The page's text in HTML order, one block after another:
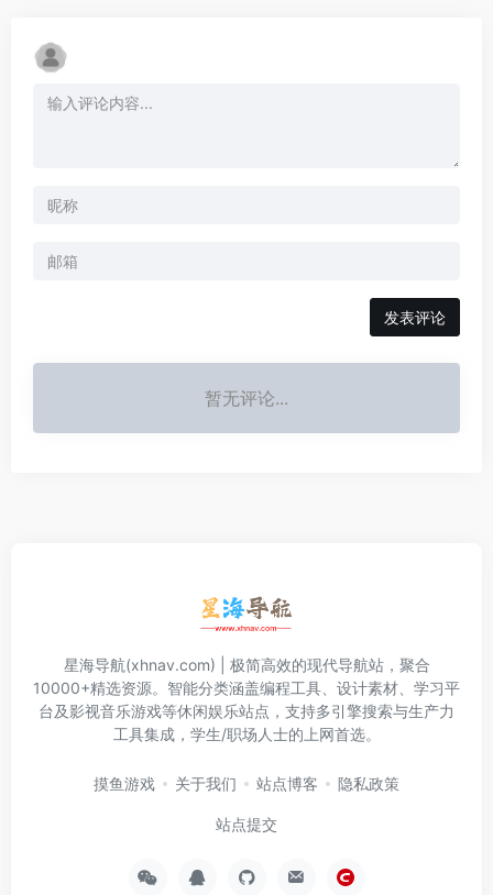
发表评论
暂无评论...
星海导航(xhnav.com) | 极简高效的现代导航站，聚合
10000+精选资源。智能分类涵盖编程工具、设计素材、学习平
台及影视音乐游戏等休闲娱乐站点，支持多引擎搜索与生产力
工具集成，学生/职场人士的上网首选。
摸鱼游戏 关于我们 站点博客 隐私政策
站点提交